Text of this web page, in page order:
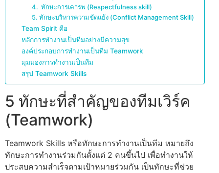
4. ทักษะการเคารพ (Respectfulness skill)
5. ทักษะบริหารความขัดแย้ง (Conflict Management Skill)
Team Spirit คือ
หลักการทำงานเป็นทีมอย่างมีความสุข
องค์ประกอบการทํางานเป็นทีม Teamwork
มุมมองการทำงานเป็นทีม
สรุป Teamwork Skills
5 ทักษะที่สำคัญของทีมเวิร์ค
(Teamwork)
Teamwork Skills หรือทักษะการทำงานเป็นทีม หมายถึง
ทักษะการทำงานร่วมกันตั้งแต่ 2 คนขึ้นไป เพื่อทำงานให้
ประสบความสำเร็จตามเป้าหมายร่วมกัน เป็นทักษะที่ช่วย